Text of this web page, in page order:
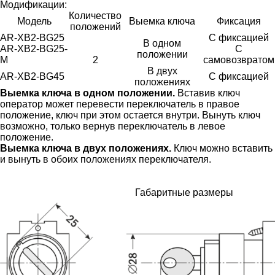
Модификации:
Модель
Количество
положений
Выемка ключа
Фиксация
AR-XB2-BG25
2
В одном
положении
С фиксацией
AR-XB2-BG25-
M
С
самовозвратом
AR-XB2-BG45
В двух
положениях
С фиксацией
Выемка ключа в одном положении. Вставив ключ
оператор может перевести переключатель в правое
положение, ключ при этом остается внутри. Вынуть ключ
возможно, только вернув переключатель в левое
положение.
Выемка ключа в двух положениях. Ключ можно вставить
и вынуть в обоих положениях переключателя.
Габаритные размеры